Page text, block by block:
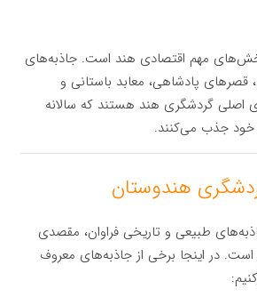
مهم اقتصادی هند است. جاذبه‌های
قصر‌های پادشاهی، معابد باستانی و
اصلی گردشگری هند هستند که سالانه
خود جذب می‌کنند.
طبیعی و تاریخی فراوان، مقصدی
در اینجا برخی از جاذبه‌های معروف